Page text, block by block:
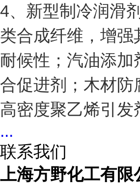
4、新型制冷润滑
类合成纤维，增强
耐候性；汽油添加
合促进剂；木材防
高密度聚乙烯引发
...
联系我们
上海方野化工有限